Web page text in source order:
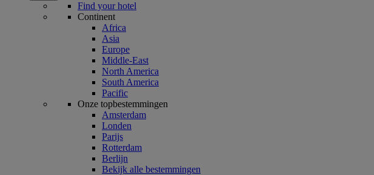
Find your hotel
Continent
Africa
Asia
Europe
Middle-East
North America
South America
Pacific
Onze topbestemmingen
Amsterdam
Londen
Parijs
Rotterdam
Berlijn
Bekijk alle bestemmingen